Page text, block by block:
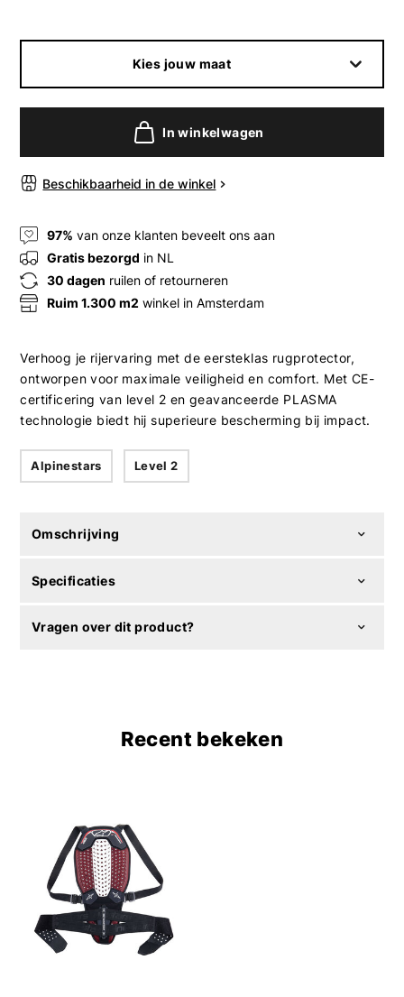
Kies jouw maat
In winkelwagen
Beschikbaarheid in de winkel
97% van onze klanten beveelt ons aan
Gratis bezorgd in NL
30 dagen ruilen of retourneren
Ruim 1.300 m2 winkel in Amsterdam
Verhoog je rijervaring met de eersteklas rugprotector,
ontworpen voor maximale veiligheid en comfort. Met CE-
certificering van level 2 en geavanceerde PLASMA
technologie biedt hij superieure bescherming bij impact.
Alpinestars Level 2
Omschrijving
Specificaties
Vragen over dit product?
Recent bekeken